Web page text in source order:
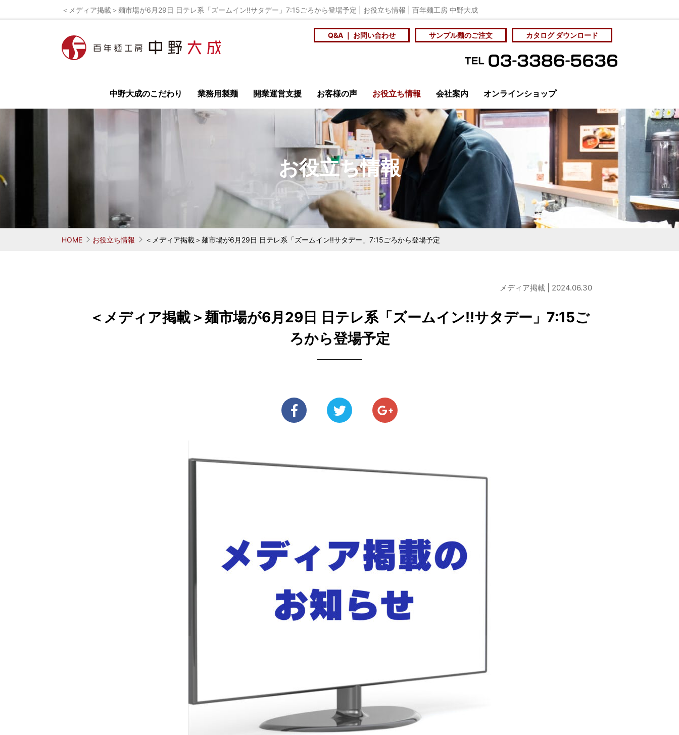
＜メディア掲載＞麺市場が6月29日 日テレ系「ズームイン!!サタデー」7:15ごろから登場予定 | お役立ち情報 | 百年麺工房 中野大成
Q&A ｜ お問い合わせ サンプル麺のご注文 カタログ ダウンロード
中野大成のこだわり
サンプル麺をご注文
味へのこだわり 麺ができるまで 安全・衛星管理と社員教育
業務用製麺
カタログをダウンロード サンプル麺をご注文
業務用中華麺シリーズ オリジナル麺 ラーメン用食材 純生パスタシリーズ
開業運営支援
お問い合わせ
独立開業の為の極意を
学ぶ 鳥居式らーめん塾
ラーメン店の開業を
お考えの方
スープに合う個性の
ある麺を探している方
社員食堂や学食の
メニューをご検討の方
オリジナルラーメン
商品を作りたい方
ラーメン店の展開を
検討している企業様
お客様の声 お役立ち情報
ニュース
メディア掲載
商品開発研究会
大成麺市場・工場直売
会社案内
安全・衛生管理と社員教育 個人情報保護方針 アクセス
会社概要 代表者あいさつ 中野大成100年の歩み 直営らーめん店・麺の直販店 M&Aコンサルティング
オンラインショップ
百年麺工房 公式オンラインショップ 百年麺工房 Yahoo!ショッピング店
お役立ち情報
HOME お役立ち情報 ＜メディア掲載＞麺市場が6月29日 日テレ系「ズームイン!!サタデー」7:15ごろから登場予定
メディア掲載 | 2024.06.30
＜メディア掲載＞麺市場が6月29日 日テレ系「ズームイン!!サタデー」7:15ご
ろから登場予定